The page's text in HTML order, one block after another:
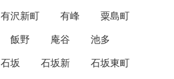
有沢新町 有峰
粟島町
飯野 庵谷
池多
石坂 石坂新
石坂東町